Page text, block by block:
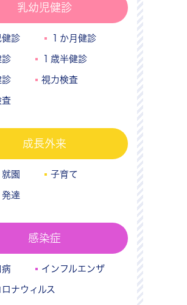
乳幼児健診
健診 １か月健診
診 １歳半健診
診 視力検査
査
成長外来
園 子育て
達
感染症
病 インフルエンザ
ナウィルス